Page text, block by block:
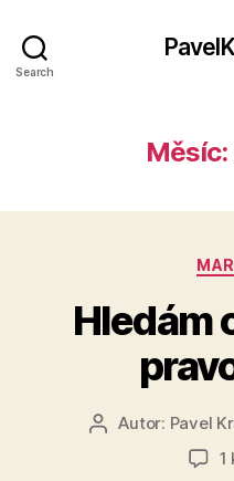
Search
Měsíc:
Hledám
AutorAutor: Pavel
1